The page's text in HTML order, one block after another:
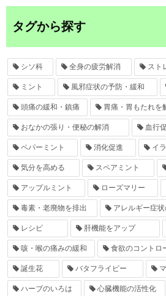
タグから探す
シソ科 全身の疲労解消 スト
ミント 風邪症状の予防・緩和
頭痛の緩和・鎮痛 胃痛・胃もたれを
おなかの張り・便秘の解消 血行
ペパーミント 消化促進 イ
気分を高める スペアミント
アップルミント ローズマリー
毒素・老廃物を排出 アレルギー症
レシピ 肝機能をアップ
咳・喉の痛みの緩和 食欲のコントロ
誕生花 バタフライピー
ハーブのいろは 心臓機能の活性化